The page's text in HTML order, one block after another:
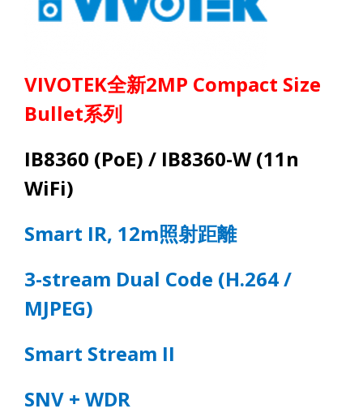
VIVOTEK全新2MP Compact Size
Bullet系列
IB8360 (PoE) / IB8360-W (11n
WiFi)
Smart IR, 12m照射距離
3-stream Dual Code (H.264 /
MJPEG)
Smart Stream II
SNV + WDR